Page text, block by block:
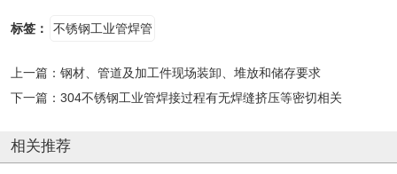
标签： 不锈钢工业管焊管
上一篇： 钢材、管道及加工件现场装卸、堆放和储存要求
下一篇： 304不锈钢工业管焊接过程有无焊缝挤压等密切相关
相关推荐